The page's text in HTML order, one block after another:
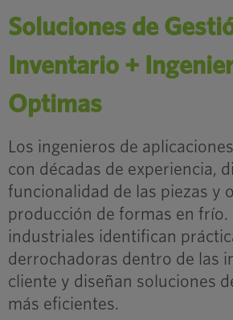
Soluciones de
Inventario +
Optimas
Los ingenieros de
con décadas de experiencia,
funcionalidad de las piezas y
producción de formas en frío.
industriales identifican
derrochadoras dentro de las
cliente y diseñan soluciones
más eficientes.